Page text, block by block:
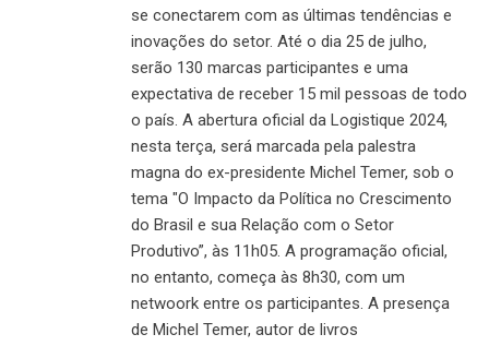
se conectarem com as últimas tendências e
inovações do setor. Até o dia 25 de julho,
serão 130 marcas participantes e uma
expectativa de receber 15 mil pessoas de todo
o país. A abertura oficial da Logistique 2024,
nesta terça, será marcada pela palestra
magna do ex-presidente Michel Temer, sob o
tema "O Impacto da Política no Crescimento
do Brasil e sua Relação com o Setor
Produtivo”, às 11h05. A programação oficial,
no entanto, começa às 8h30, com um
netwoork entre os participantes. A presença
de Michel Temer, autor de livros